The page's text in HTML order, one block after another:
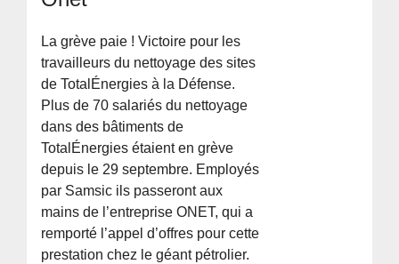
La grève paie ! Victoire pour les
travailleurs du nettoyage des sites
de TotalÉnergies à la Défense.
Plus de 70 salariés du nettoyage
dans des bâtiments de
TotalÉnergies étaient en grève
depuis le 29 septembre. Employés
par Samsic ils passeront aux
mains de l’entreprise ONET, qui a
remporté l’appel d’offres pour cette
prestation chez le géant pétrolier.